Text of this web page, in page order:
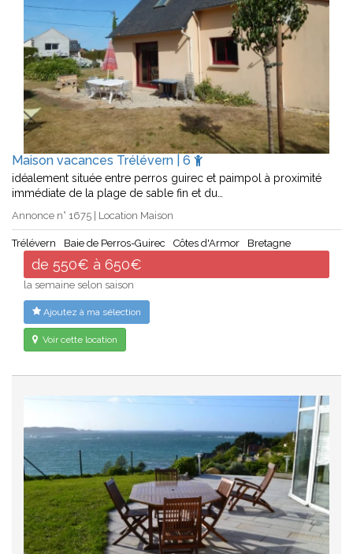
Maison vacances Trélévern | 6
idéalement située entre perros guirec et paimpol à proximité
immédiate de la plage de sable fin et du…
Annonce n° 1675 | Location Maison
Trélévern Baie de Perros-Guirec Côtes d'Armor Bretagne
de 550€ à 650€
la semaine selon saison
Ajoutez à ma sélection
Voir cette location